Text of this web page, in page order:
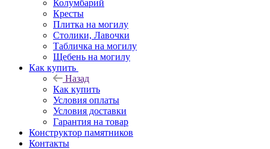
Колумбарий
Кресты
Плитка на могилу
Столики, Лавочки
Табличка на могилу
Щебень на могилу
Как купить
Назад
Как купить
Условия оплаты
Условия доставки
Гарантия на товар
Конструктор памятников
Контакты